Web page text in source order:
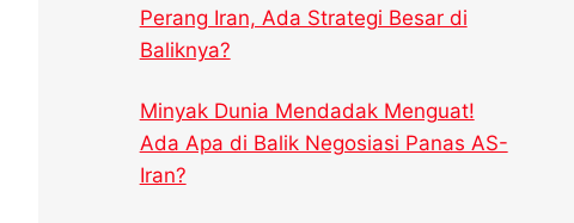
Perang Iran, Ada Strategi Besar di
Baliknya?
Minyak Dunia Mendadak Menguat!
Ada Apa di Balik Negosiasi Panas AS-
Iran?